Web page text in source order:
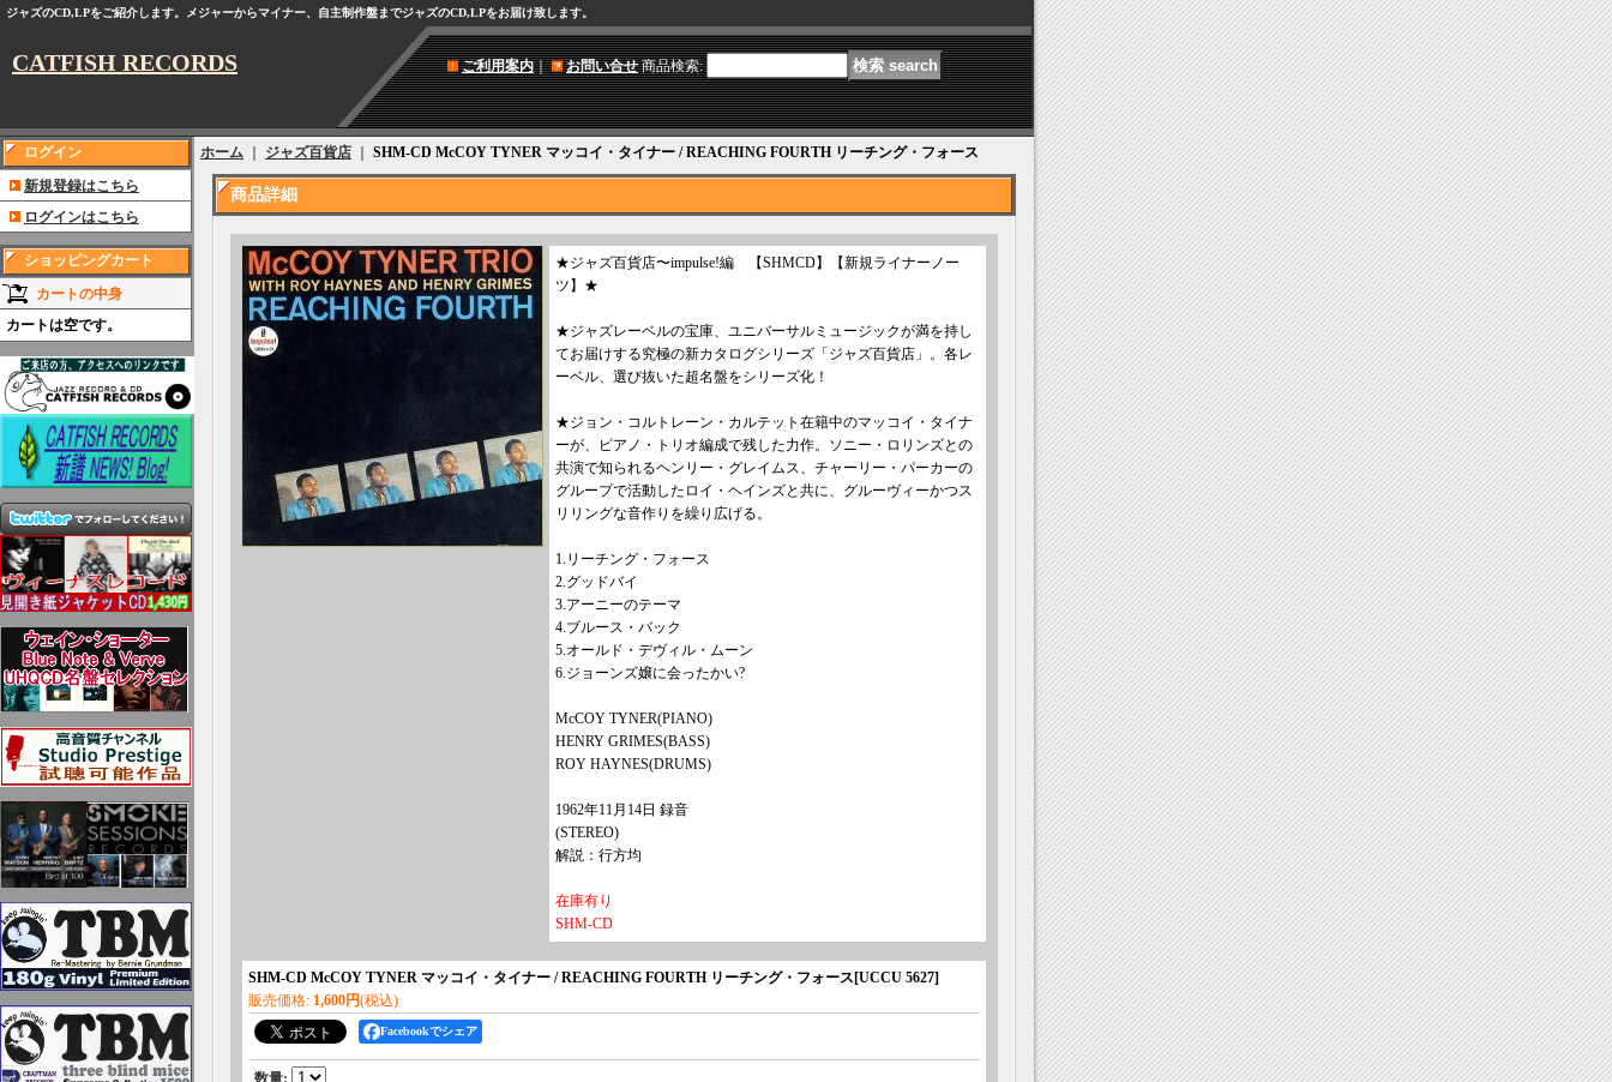
ジャズのCD,LPをご紹介します。メジャーからマイナー、自主制作盤までジャズのCD,LPをお届け致します。
CATFISH RECORDS ご利用案内｜ お問い合せ 商品検索:
ログイン
新規登録はこちら
ログインはこちら
ショッピングカート
カートの中身
カートは空です。
ホーム ジャズ百貨店 SHM-CD McCOY TYNER マッコイ・タイナー / REACHING FOURTH リーチング・フォース
商品詳細
★ジャズ百貨店〜impulse!編 【SHMCD】【新規ライナーノー
ツ】★
★ジャズレーベルの宝庫、ユニバーサルミュージックが満を持し
てお届けする究極の新カタログシリーズ「ジャズ百貨店」。各レ
ーベル、選び抜いた超名盤をシリーズ化！
★ジョン・コルトレーン・カルテット在籍中のマッコイ・タイナ
ーが、ピアノ・トリオ編成で残した力作。ソニー・ロリンズとの
共演で知られるヘンリー・グレイムス、チャーリー・パーカーの
グループで活動したロイ・ヘインズと共に、グルーヴィーかつス
リリングな音作りを繰り広げる。
1.リーチング・フォース
2.グッドバイ
3.アーニーのテーマ
4.ブルース・バック
5.オールド・デヴィル・ムーン
6.ジョーンズ嬢に会ったかい?
McCOY TYNER(PIANO)
HENRY GRIMES(BASS)
ROY HAYNES(DRUMS)
1962年11月14日 録音
(STEREO)
解説：行方均
在庫有り
SHM-CD
SHM-CD McCOY TYNER マッコイ・タイナー / REACHING FOURTH リーチング・フォース [UCCU 5627]
販売価格: 1,600円(税込)
Facebookでシェア
数量: